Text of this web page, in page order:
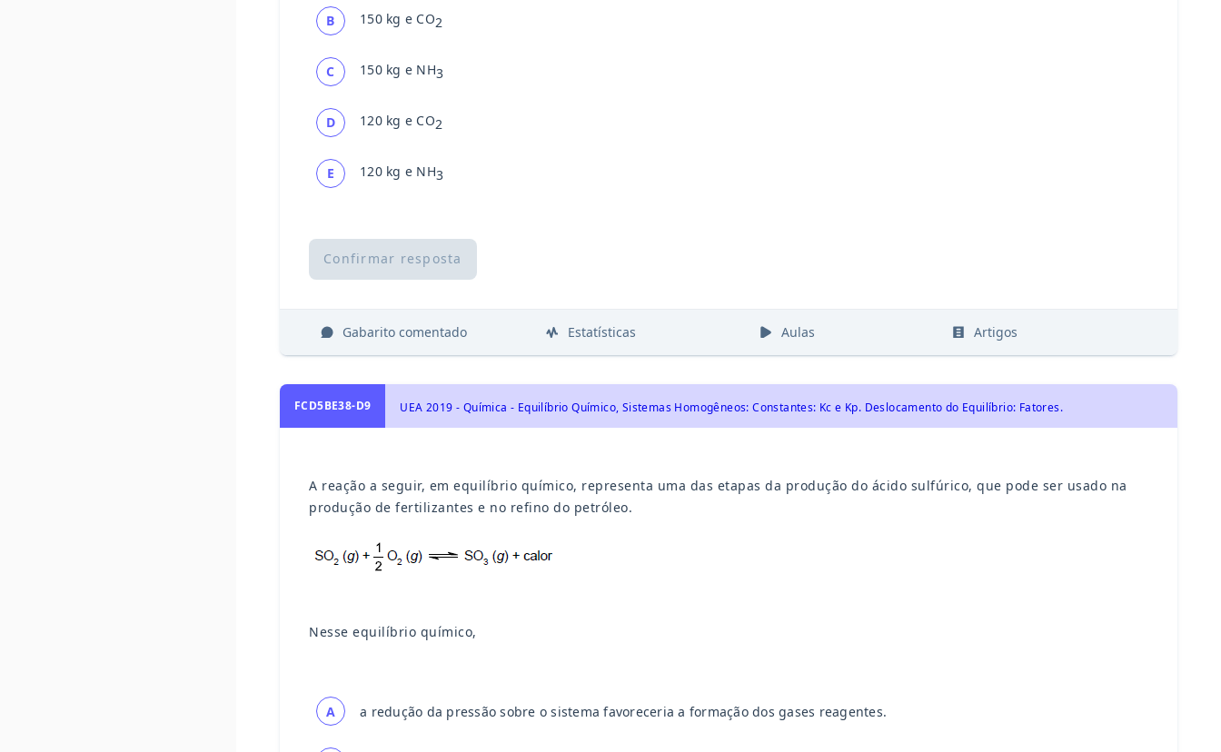
B 150 kg e CO2
C 150 kg e NH3
D 120 kg e CO2
E 120 kg e NH3
Confirmar resposta
Gabarito comentado Estatísticas Aulas Artigos
FCD5BE38-D9 UEA 2019 - Química - Equilíbrio Químico, Sistemas Homogêneos: Constantes: Kc e Kp. Deslocamento do Equilíbrio: Fatores.
A reação a seguir, em equilíbrio químico, representa uma das etapas da produção do ácido sulfúrico, que pode ser usado na
produção de fertilizantes e no refino do petróleo.
Nesse equilíbrio químico,
A a redução da pressão sobre o sistema favoreceria a formação dos gases reagentes.